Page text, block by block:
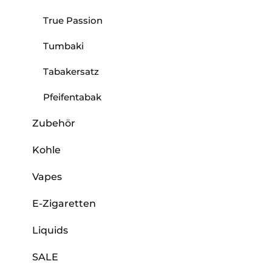
True Passion
Tumbaki
Tabakersatz
Pfeifentabak
Zubehör
Kohle
Vapes
E-Zigaretten
Liquids
SALE